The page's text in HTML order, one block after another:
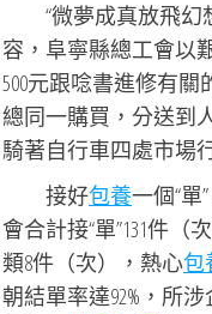
“微夢成真放飛
容， 阜寧縣總工會以
500元跟唸書進修有
總同一購買，分送到
騎著自行車四處市場
接好包養一個“
會合計接“單”131件
類8件（次），熱心包
朝結單率達92%，所涉